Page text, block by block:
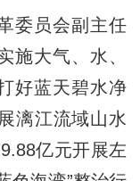
员会副主任
施大气、水、
好蓝天碧水净
漓江流域山水
亿元开展左